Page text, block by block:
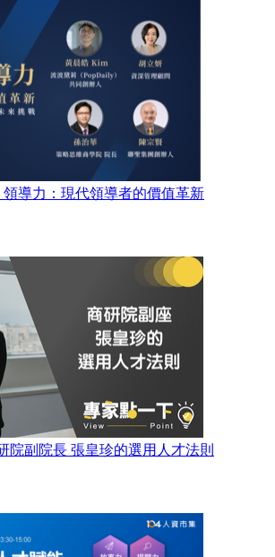
領導力：現代領導者的價值革新
院副院長 張皇珍的選用人才法則